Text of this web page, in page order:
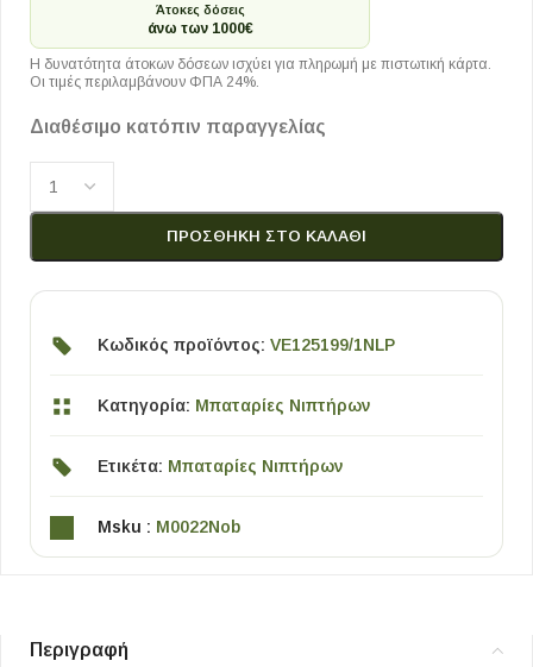
Άτοκες δόσεις
άνω των 1000€
Η δυνατότητα άτοκων δόσεων ισχύει για πληρωμή με πιστωτική κάρτα.
Οι τιμές περιλαμβάνουν ΦΠΑ 24%.
Διαθέσιμο κατόπιν παραγγελίας
ΠΡΟΣΘΉΚΗ ΣΤΟ ΚΑΛΆΘΙ
Κωδικός προϊόντος: VE125199/1NLP
Κατηγορία: Μπαταρίες Νιπτήρων
Ετικέτα: Μπαταρίες Νιπτήρων
Msku : M0022Nob
Περιγραφή